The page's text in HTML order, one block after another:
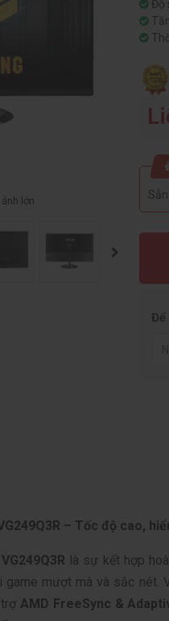
lớn
Độ
Để
– Tốc độ cao,
là sự kết hợp
game mượt mà và sắc nét.
AMD FreeSync &